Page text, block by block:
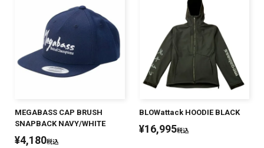
MEGABASS CAP BRUSH
SNAPBACK NAVY/WHITE
¥4,180税込
BLOWattack HOODIE BLACK
¥16,995税込